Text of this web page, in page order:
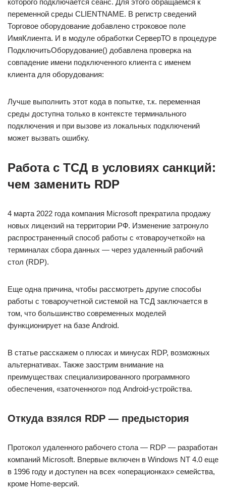
которого подключается сеанс. Для этого обращаемся к
переменной среды CLIENTNAME. В регистр сведений
Торговое оборудование добавлено строковое поле
ИмяКлиента. И в модуле обработки СерверТО в процедуре
ПодключитьОборудование() добавлена проверка на
совпадение имени подключенного клиента с именем
клиента для оборудования:
Лучше выполнить этот кода в попытке, т.к. переменная
среды доступна только в контексте терминального
подключения и при вызове из локальных подключений
может вызвать ошибку.
Работа с ТСД в условиях санкций:
чем заменить RDP
4 марта 2022 года компания Microsoft прекратила продажу
новых лицензий на территории РФ. Изменение затронуло
распространенный способ работы с «товароучеткой» на
терминалах сбора данных — через удаленный рабочий
стол (RDP).
Еще одна причина, чтобы рассмотреть другие способы
работы с товароучетной системой на ТСД заключается в
том, что большинство современных моделей
функционирует на базе Android.
В статье расскажем о плюсах и минусах RDP, возможных
альтернативах. Также заострим внимание на
преимуществах специализированного программного
обеспечения, «заточенного» под Android-устройства.
Откуда взялся RDP — предыстория
Протокол удаленного рабочего стола — RDP — разработан
компаний Microsoft. Впервые включен в Windows NT 4.0 еще
в 1996 году и доступен на всех «операционках» семейства,
кроме Home-версий.